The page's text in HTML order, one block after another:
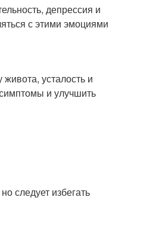
депрессия и
с этими эмоциями
усталость и
и улучшить
следует избегать